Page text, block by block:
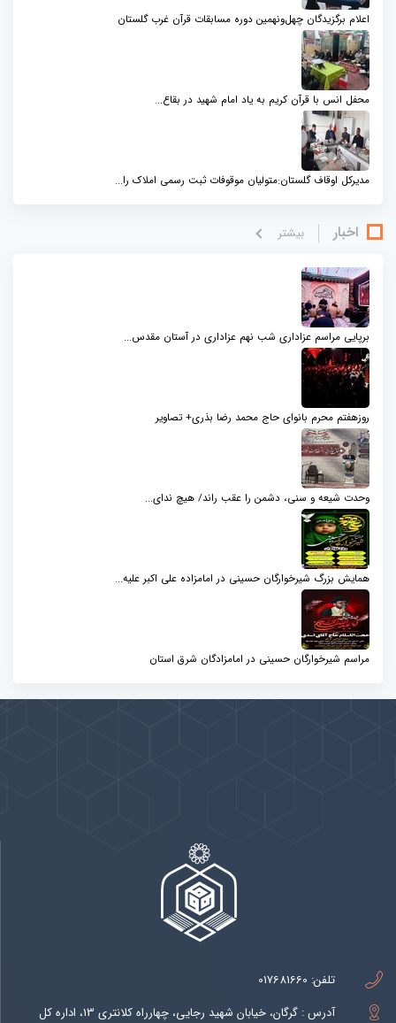
اعلام برگزیدگان چهل‌ونهمین دوره مسابقات قرآن غرب گلستان
محفل انس با قرآن کریم به یاد امام شهید در بقاع...
مدیرکل اوقاف گلستان:متولیان موقوفات ثبت رسمی املاک را...
اخبار بيشتر
برپایی مراسم عزاداری شب نهم عزاداری در آستان مقدس...
روزهفتم محرم بانوای حاج محمد رضا بذری+ تصاویر
وحدت شیعه و سنی، دشمن را عقب راند/ هیچ ندای...
همایش بزرگ شیرخوارگان حسینی در امامزاده علی اکبر علیه...
مراسم شیرخوارگان حسینی در امامزادگان شرق استان
تلفن: 017681660
آدرس : گرگان، خیابان شهید رجایی، چهارراه کلانتری 13، اداره کل